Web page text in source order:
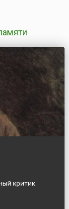
критик